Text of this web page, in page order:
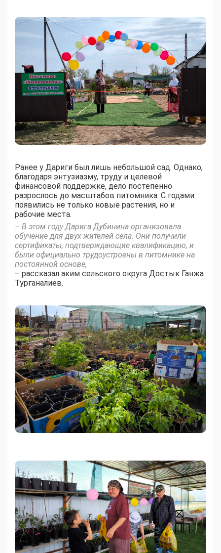
Ранее у Дариги был лишь небольшой сад. Однако,
благодаря энтузиазму, труду и целевой
финансовой поддержке, дело постепенно
разрослось до масштабов питомника. С годами
появились не только новые растения, но и
рабочие места.
– В этом году Дарига Дубинина организовала
обучение для двух жителей села. Они получили
сертификаты, подтверждающие квалификацию, и
были официально трудоустроены в питомнике на
постоянной основе,
– рассказал аким сельского округа Достык Ганжа
Турганалиев.